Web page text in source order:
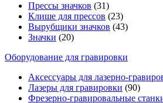
Прессы значков (31)
Клише для прессов (23)
Вырубщики значков (43)
Значки (20)
Оборудование для гравировки
Аксессуары для лазерно-
Лазеры для гравировки (90)
Фрезерно-гравировальные